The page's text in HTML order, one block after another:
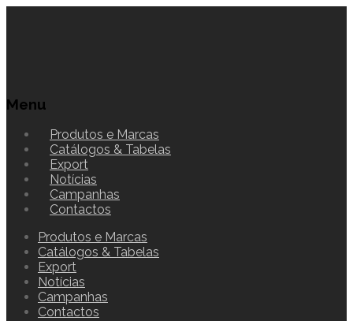
Menu
Produtos e Marcas
Catálogos & Tabelas
Export
Notícias
Campanhas
Contactos
Produtos e Marcas
Catálogos & Tabelas
Export
Notícias
Campanhas
Contactos